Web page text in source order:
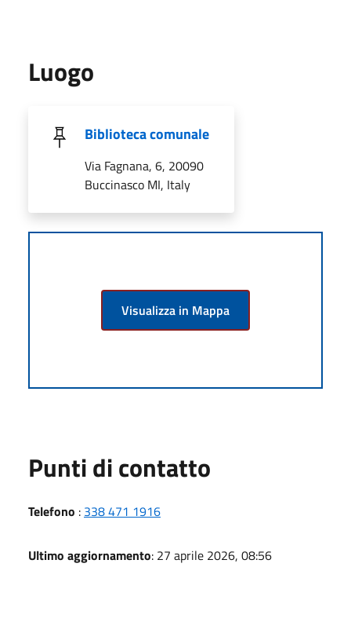
Luogo
Biblioteca comunale
Via Fagnana, 6, 20090
Buccinasco MI, Italy
Visualizza in Mappa
Punti di contatto
Telefono : 338 471 1916
Ultimo aggiornamento: 27 aprile 2026, 08:56